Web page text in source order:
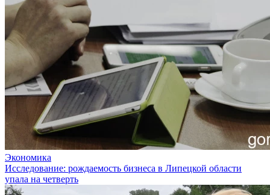
Экономика
Исследование: рождаемость бизнеса в Липецкой области
упала на четверть